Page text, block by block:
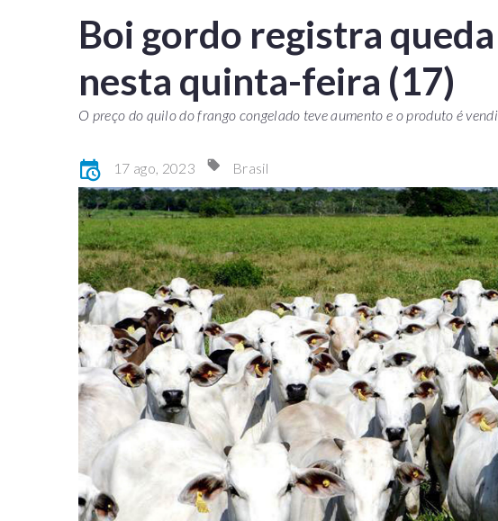
Boi gordo registra
nesta quinta-feira (17)
O preço do quilo do frango congelado teve aumento e o produto é
17 ago, 2023 Brasil